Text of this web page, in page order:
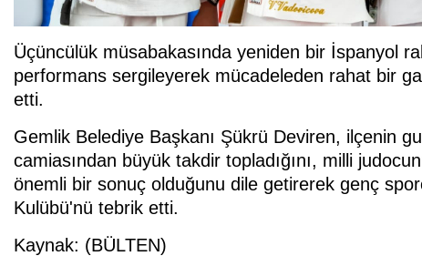
Üçüncülük müsabakasında yeniden bir İspanyol
performans sergileyerek mücadeleden rahat bir
etti.
Gemlik Belediye Başkanı Şükrü Deviren, ilçenin
camiasından büyük takdir topladığını, milli
önemli bir sonuç olduğunu dile getirerek genç
Kulübü'nü tebrik etti.
Kaynak: (BÜLTEN)